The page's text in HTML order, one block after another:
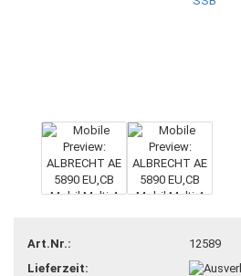
Art.Nr.:
12589
Lieferzeit: